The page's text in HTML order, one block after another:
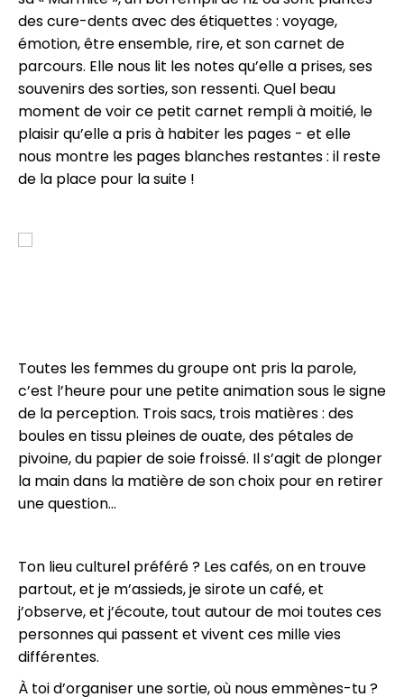
des cure-dents avec des étiquettes : voyage,
émotion, être ensemble, rire, et son carnet de
parcours. Elle nous lit les notes qu’elle a prises, ses
souvenirs des sorties, son ressenti. Quel beau
moment de voir ce petit carnet rempli à moitié, le
plaisir qu’elle a pris à habiter les pages - et elle
nous montre les pages blanches restantes : il reste
de la place pour la suite !
Toutes les femmes du groupe ont pris la parole,
c’est l’heure pour une petite animation sous le signe
de la perception. Trois sacs, trois matières : des
boules en tissu pleines de ouate, des pétales de
pivoine, du papier de soie froissé. Il s’agit de plonger
la main dans la matière de son choix pour en retirer
une question…
Ton lieu culturel préféré ? Les cafés, on en trouve
partout, et je m’assieds, je sirote un café, et
j’observe, et j’écoute, tout autour de moi toutes ces
personnes qui passent et vivent ces mille vies
différentes.
À toi d’organiser une sortie, où nous emmènes-tu ?